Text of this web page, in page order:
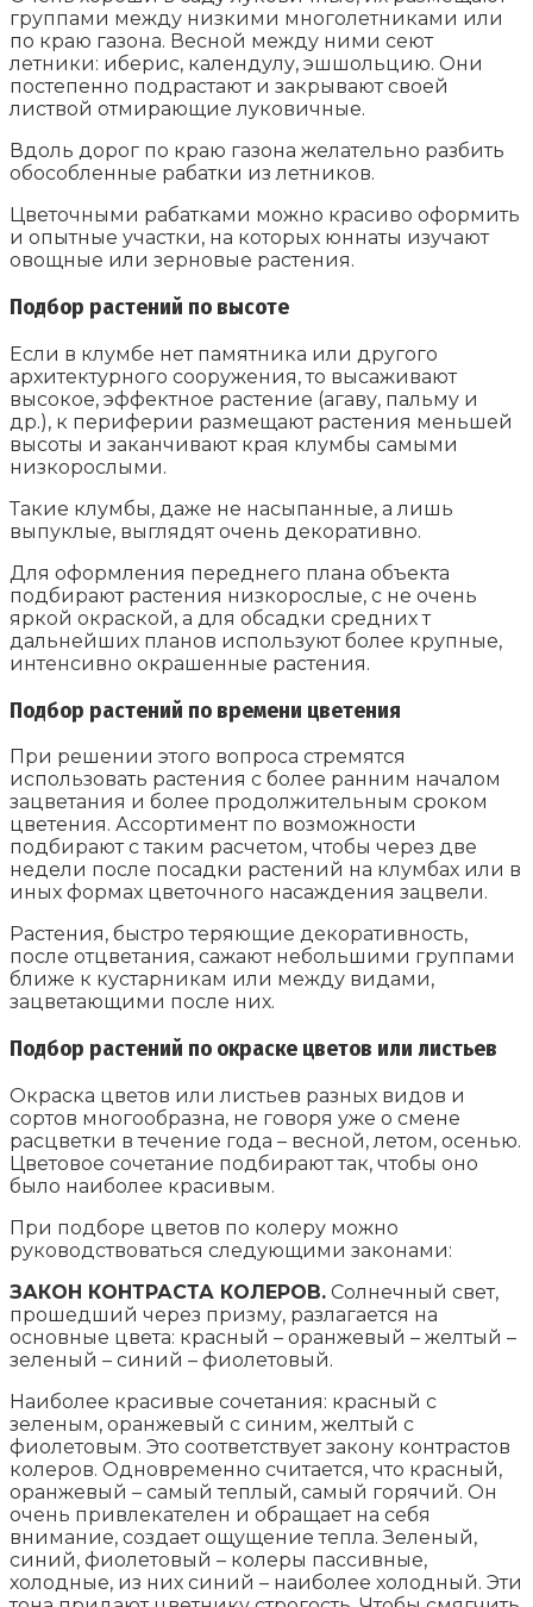
группами между низкими многолетниками или
по краю газона. Весной между ними сеют
летники: иберис, календулу, эшшольцию. Они
постепенно подрастают и закрывают своей
листвой отмирающие луковичные.
Вдоль дорог по краю газона желательно разбить
обособленные рабатки из летников.
Цветочными рабатками можно красиво оформить
и опытные участки, на которых юннаты изучают
овощные или зерновые растения.
Подбор растений по высоте
Если в клумбе нет памятника или другого
архитектурного сооружения, то высаживают
высокое, эффектное растение (агаву, пальму и
др.), к периферии размещают растения меньшей
высоты и заканчивают края клумбы самыми
низкорослыми.
Такие клумбы, даже не насыпанные, а лишь
выпуклые, выглядят очень декоративно.
Для оформления переднего плана объекта
подбирают растения низкорослые, с не очень
яркой окраской, а для обсадки средних т
дальнейших планов используют более крупные,
интенсивно окрашенные растения.
Подбор растений по времени цветения
При решении этого вопроса стремятся
использовать растения с более ранним началом
зацветания и более продолжительным сроком
цветения. Ассортимент по возможности
подбирают с таким расчетом, чтобы через две
недели после посадки растений на клумбах или в
иных формах цветочного насаждения зацвели.
Растения, быстро теряющие декоративность,
после отцветания, сажают небольшими группами
ближе к кустарникам или между видами,
зацветающими после них.
Подбор растений по окраске цветов или листьев
Окраска цветов или листьев разных видов и
сортов многообразна, не говоря уже о смене
расцветки в течение года – весной, летом, осенью.
Цветовое сочетание подбирают так, чтобы оно
было наиболее красивым.
При подборе цветов по колеру можно
руководствоваться следующими законами:
ЗАКОН КОНТРАСТА КОЛЕРОВ. Солнечный свет,
прошедший через призму, разлагается на
основные цвета: красный – оранжевый – желтый –
зеленый – синий – фиолетовый.
Наиболее красивые сочетания: красный с
зеленым, оранжевый с синим, желтый с
фиолетовым. Это соответствует закону контрастов
колеров. Одновременно считается, что красный,
оранжевый – самый теплый, самый горячий. Он
очень привлекателен и обращает на себя
внимание, создает ощущение тепла. Зеленый,
синий, фиолетовый – колеры пассивные,
холодные, из них синий – наиболее холодный. Эти